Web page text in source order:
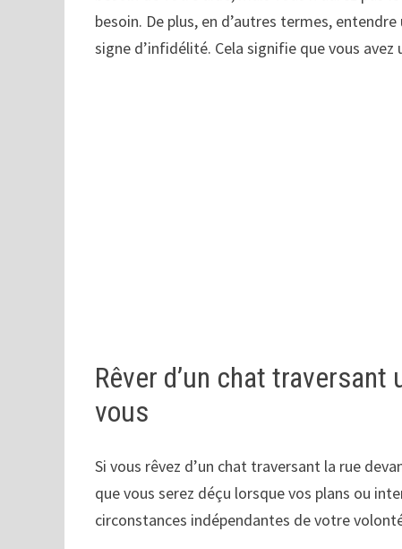
besoin. De plus, en d’autres termes,
signe d’infidélité. Cela signifie que vous
Rêver d’un chat
vous
Si vous rêvez d’un chat traversant la rue
que vous serez déçu lorsque vos plans ou
circonstances indépendantes de votre